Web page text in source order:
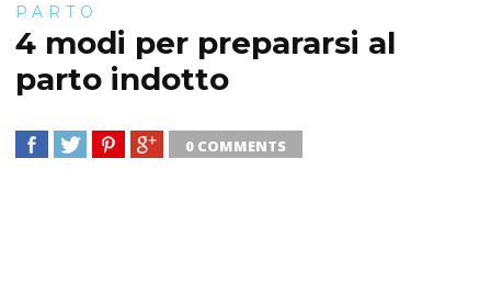
PARTO
4 modi per prepararsi al
parto indotto
0 COMMENTS